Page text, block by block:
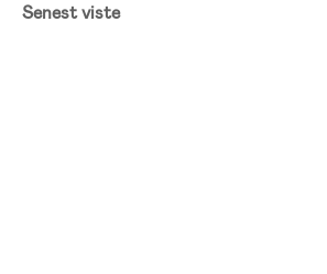
Senest viste